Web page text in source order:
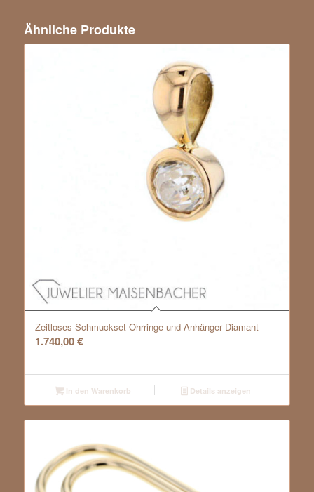
Ähnliche Produkte
Zeitloses Schmuckset Ohrringe und Anhänger Diamant
1.740,00€
In den Warenkorb Details anzeigen